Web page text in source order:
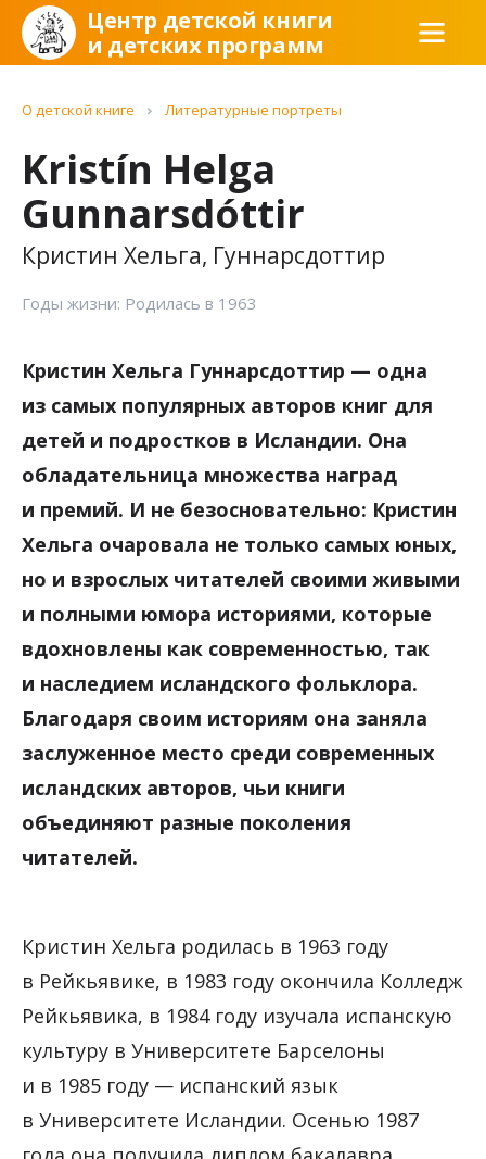
Центр детской книги
и детских программ
О детской книге Литературные портреты
Kristín Helga
Gunnarsdóttir
Кристин Хельга, Гуннарсдоттир
Годы жизни: Родилась в 1963
Кристин Хельга Гуннарсдоттир — одна
из самых популярных авторов книг для
детей и подростков в Исландии. Она
обладательница множества наград
и премий. И не безосновательно: Кристин
Хельга очаровала не только самых юных,
но и взрослых читателей своими живыми
и полными юмора историями, которые
вдохновлены как современностью, так
и наследием исландского фольклора.
Благодаря своим историям она заняла
заслуженное место среди современных
исландских авторов, чьи книги
объединяют разные поколения
читателей.
Кристин Хельга родилась в 1963 году
в Рейкьявике, в 1983 году окончила Колледж
Рейкьявика, в 1984 году изучала испанскую
культуру в Университете Барселоны
и в 1985 году — испанский язык
в Университете Исландии. Осенью 1987